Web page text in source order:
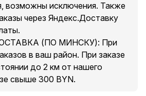
двойным светильником из
которые обеспечивают
Световая индикация заряда
контролировать состояние
возможны исключения. Также
через Яндекс.Доставку
⠀⠀⠀⠀⠀⠀⠀⠀
(ПО МИНСКУ): При
в ваш район. При заказе
до 2 км от нашего
свыше 300 BYN.